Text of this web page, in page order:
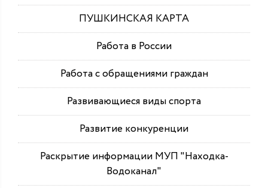
ПУШКИНСКАЯ КАРТА
Работа в России
Работа с обращениями граждан
Развивающиеся виды спорта
Развитие конкуренции
Раскрытие информации МУП "Находка-
Водоканал"